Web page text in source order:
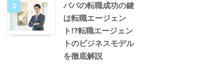
2
パパの転職成功の鍵
は転職エージェン
ト!?転職エージェン
トのビジネスモデル
を徹底解説